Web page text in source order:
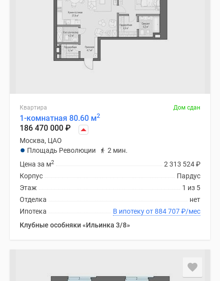
Квартира Дом сдан
1-комнатная 80.60 м2
186 470 000 ₽
Москва, ЦАО
Площадь Революции
2 мин.
2 313 524₽
Цена за м2
Пардус
Корпус
1 из 5
Этаж
нет
Отделка
В ипотеку от 884 707₽/мес
Ипотека
Клубные особняки «Ильинка 3/8»